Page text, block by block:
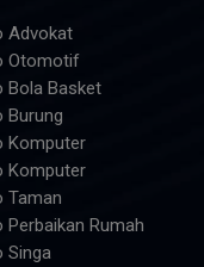
Advokat
Otomotif
Bola Basket
Burung
Komputer
Komputer
Taman
Perbaikan Rumah
Singa